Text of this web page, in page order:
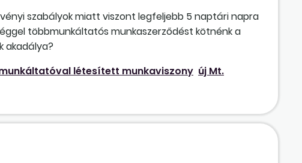
szabályok miatt viszont legfeljebb 5 naptári napra
többmunkáltatós munkaszerződést kötnénk a
akadálya?
létesített munkaviszony új Mt.